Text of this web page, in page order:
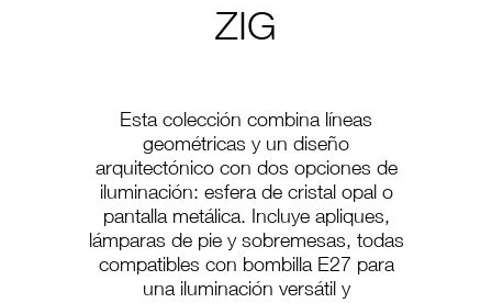
ZIG
Esta colección combina líneas
geométricas y un diseño
arquitectónico con dos opciones de
iluminación: esfera de cristal opal o
pantalla metálica. Incluye apliques,
lámparas de pie y sobremesas, todas
compatibles con bombilla E27 para
una iluminación versátil y